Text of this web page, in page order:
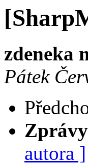
zdeneka
Pátek
autora ]